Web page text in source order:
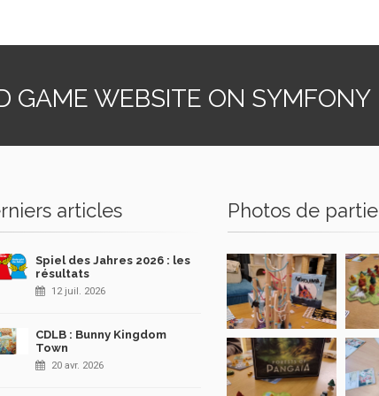
GAME WEBSITE ON SYMFONY
articles
Spiel des Jahres 2026 : les
résultats
12 juil. 2026
CDLB : Bunny Kingdom
Town
20 avr. 2026
Photos de partie